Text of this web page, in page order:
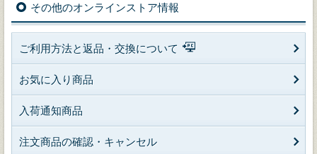
その他のオンラインストア情報
ご利用方法と返品・交換について
お気に入り商品
入荷通知商品
注文商品の確認・キャンセル